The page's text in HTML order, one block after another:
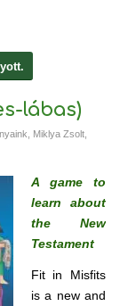
lábas)
Miklya Zsolt,
A game to
learn about
the New
Testament
Fit in Misfits
is a new and